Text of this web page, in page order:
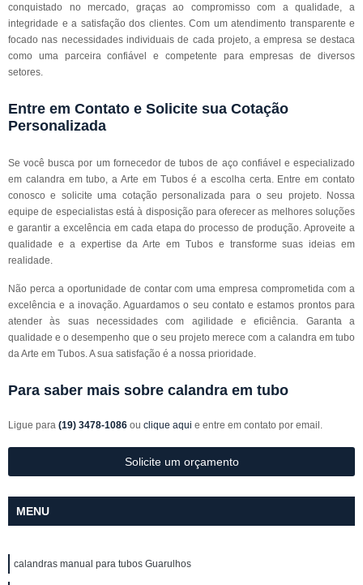
conquistado no mercado, graças ao compromisso com a qualidade, a
integridade e a satisfação dos clientes. Com um atendimento transparente e
focado nas necessidades individuais de cada projeto, a empresa se destaca
como uma parceira confiável e competente para empresas de diversos
setores.
Entre em Contato e Solicite sua Cotação
Personalizada
Se você busca por um fornecedor de tubos de aço confiável e especializado
em calandra em tubo, a Arte em Tubos é a escolha certa. Entre em contato
conosco e solicite uma cotação personalizada para o seu projeto. Nossa
equipe de especialistas está à disposição para oferecer as melhores soluções
e garantir a excelência em cada etapa do processo de produção. Aproveite a
qualidade e a expertise da Arte em Tubos e transforme suas ideias em
realidade.
Não perca a oportunidade de contar com uma empresa comprometida com a
excelência e a inovação. Aguardamos o seu contato e estamos prontos para
atender às suas necessidades com agilidade e eficiência. Garanta a
qualidade e o desempenho que o seu projeto merece com a calandra em tubo
da Arte em Tubos. A sua satisfação é a nossa prioridade.
Para saber mais sobre calandra em tubo
Ligue para (19) 3478-1086 ou clique aqui e entre em contato por email.
Solicite um orçamento
MENU
calandras manual para tubos Guarulhos